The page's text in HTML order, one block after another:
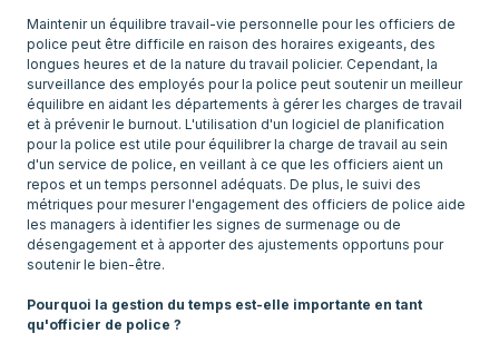
Maintenir un équilibre travail-vie personnelle pour les officiers de
police peut être difficile en raison des horaires exigeants, des
longues heures et de la nature du travail policier. Cependant, la
surveillance des employés pour la police peut soutenir un meilleur
équilibre en aidant les départements à gérer les charges de travail
et à prévenir le burnout. L'utilisation d'un logiciel de planification
pour la police est utile pour équilibrer la charge de travail au sein
d'un service de police, en veillant à ce que les officiers aient un
repos et un temps personnel adéquats. De plus, le suivi des
métriques pour mesurer l'engagement des officiers de police aide
les managers à identifier les signes de surmenage ou de
désengagement et à apporter des ajustements opportuns pour
soutenir le bien-être.
Pourquoi la gestion du temps est-elle importante en tant
qu'officier de police ?